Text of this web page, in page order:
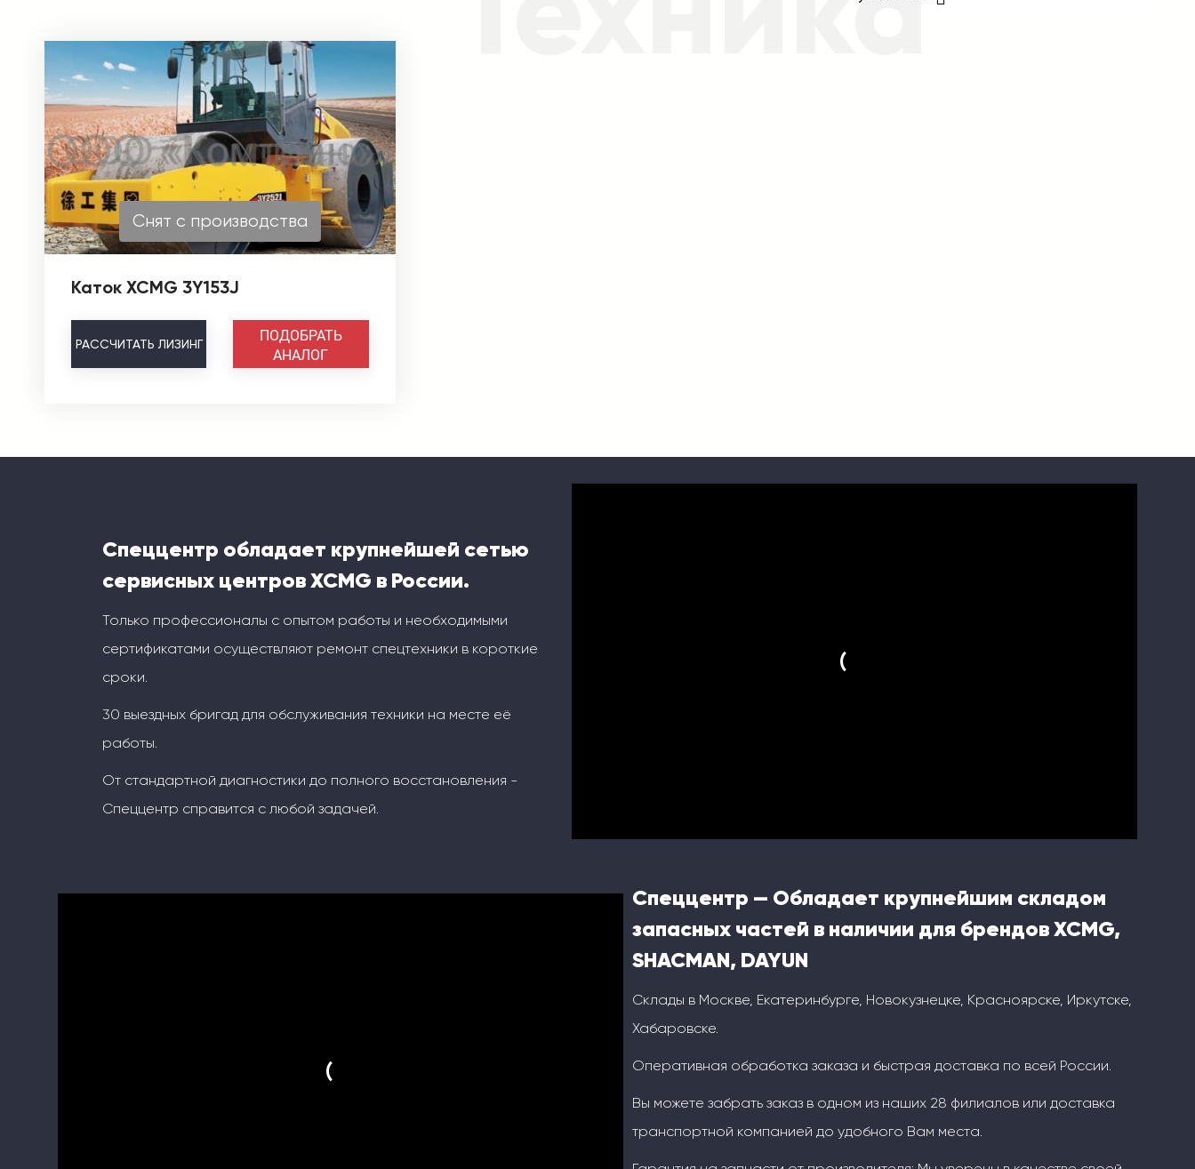
Снят с производства
Каток XCMG 3Y153J
РАССЧИТАТЬ ЛИЗИНГ
ПОДОБРАТЬ
АНАЛОГ
Спеццентр обладает крупнейшей сетью
сервисных центров XCMG в России.
Только профессионалы с опытом работы и необходимыми
сертификатами осуществляют ремонт спецтехники в короткие
сроки.
30 выездных бригад для обслуживания техники на месте её
работы.
От стандартной диагностики до полного восстановления -
Спеццентр справится с любой задачей.
Спеццентр — Обладает крупнейшим складом
запасных частей в наличии для брендов XCMG,
SHACMAN, DAYUN
Склады в Москве, Екатеринбурге, Новокузнецке, Красноярске, Иркутске,
Хабаровске.
Оперативная обработка заказа и быстрая доставка по всей России.
Вы можете забрать заказ в одном из наших 28 филиалов или доставка
транспортной компанией до удобного Вам места.